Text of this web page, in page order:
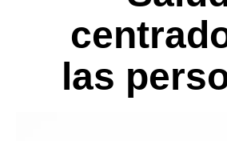
las